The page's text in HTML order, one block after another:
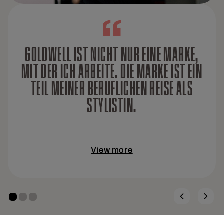
GOLDWELL IST NICHT NUR EINE MARKE,
MIT DER ICH ARBEITE. DIE MARKE IST EIN
TEIL MEINER BERUFLICHEN REISE ALS
STYLISTIN.
View more